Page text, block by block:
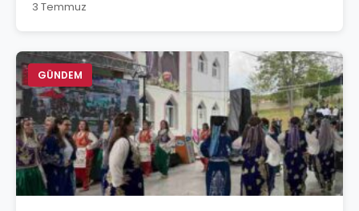
3 Temmuz
GÜNDEM